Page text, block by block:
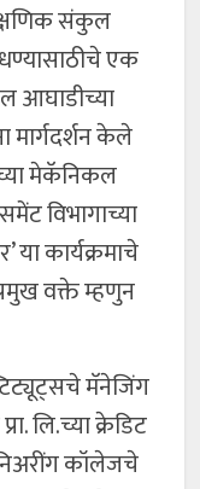
संकुल
एक
आघाडीच्या
मार्गदर्शन केले
मेकॅनिकल
विभागाच्या
या कार्यक्रमाचे
वक्ते म्हणुन
मॅनेजिंग
लि.च्या क्रेडिट
कॉलेजचे